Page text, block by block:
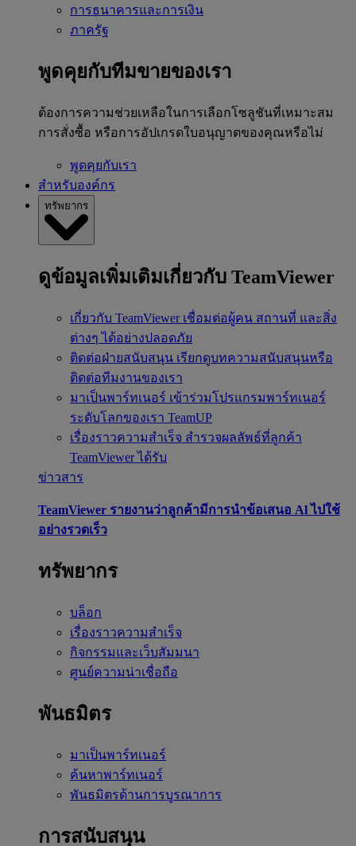
การธนาคารและการเงิน
ภาครัฐ
พูดคุยกับทีมขายของเรา
ต้องการความช่วยเหลือในการเลือกโซลูชันที่เหมาะสม
การสั่งซื้อ หรือการอัปเกรดใบอนุญาตของคุณหรือไม่
พูดคุยกับเรา
สำหรับองค์กร
ทรัพยากร
ดูข้อมูลเพิ่มเติมเกี่ยวกับ TeamViewer
เกี่ยวกับ TeamViewer เชื่อมต่อผู้คน สถานที่ และสิ่ง
ต่างๆ ได้อย่างปลอดภัย
ติดต่อฝ่ายสนับสนุน เรียกดูบทความสนับสนุนหรือ
ติดต่อทีมงานของเรา
มาเป็นพาร์ทเนอร์ เข้าร่วมโปรแกรมพาร์ทเนอร์
ระดับโลกของเรา TeamUP
เรื่องราวความสำเร็จ สำรวจผลลัพธ์ที่ลูกค้า
TeamViewer ได้รับ
ข่าวสาร
TeamViewer รายงานว่าลูกค้ามีการนำข้อเสนอ Al ไปใช้
อย่างรวดเร็ว
ทรัพยากร
บล็อก
เรื่องราวความสำเร็จ
กิจกรรมและเว็บสัมมนา
ศูนย์ความน่าเชื่อถือ
พันธมิตร
มาเป็นพาร์ทเนอร์
ค้นหาพาร์ทเนอร์
พันธมิตรด้านการบูรณาการ
การสนับสนุน